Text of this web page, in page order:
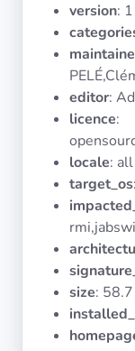
Catégories
Documentation
Liste de
version:
editor:
licence:
locale: all
target_os
size: